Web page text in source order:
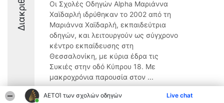
ΑΕΤΟΊ των σχολών οδηγών Live chat
Οι Σχολές Οδηγών Alpha Μαριάννα
Χαϊδαρλή ιδρύθηκαν το 2002 από τη
Μαριάννα Χαϊδαρλή, εκπαιδεύτρια
οδηγών, και λειτουργούν ως σύγχρονο
κέντρο εκπαίδευσης στη
Θεσσαλονίκη, με κύρια έδρα τις
Συκιές στην οδό Κύπρου 18. Με
μακροχρόνια παρουσία στον ...
9.7